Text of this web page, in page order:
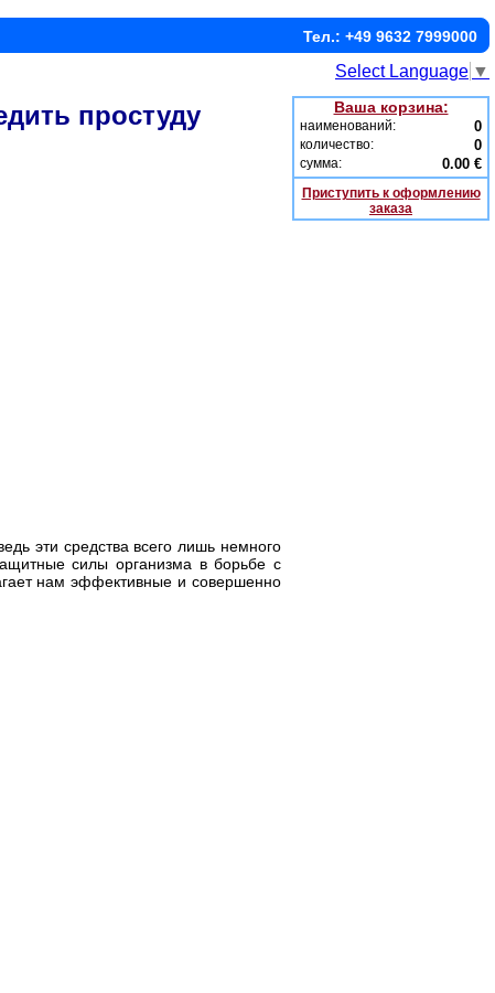
Тел.: +49 9632 7999000
Select Language ▼
простуду
эти средства всего лишь немного
силы организма в борьбе с
нам эффективные и совершенно
Ваша корзина:
наименований: 0
количество: 0
сумма: 0.00 €
Приступить к оформлению
заказа